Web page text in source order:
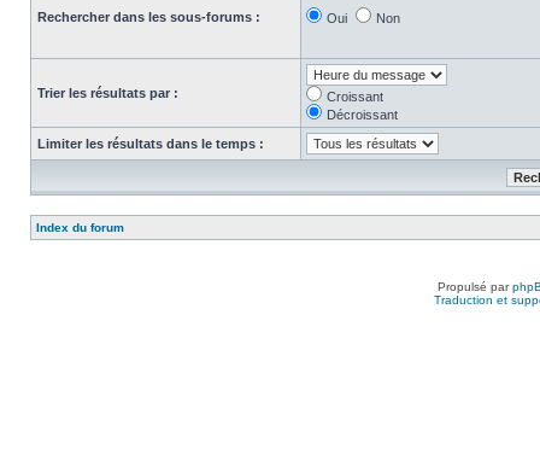
Rechercher dans les sous-forums : Oui Non
Trier les résultats par :
Croissant
Décroissant
Limiter les résultats dans le temps :
Index du forum
Propulsé par
Traduction et